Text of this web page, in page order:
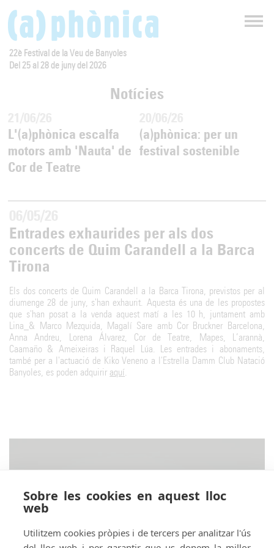
22è Festival de la Veu de Banyoles
Del 25 al 28 de juny del 2026
Notícies
L'(a)phònica escalfa
motors amb 'Nauta' de
Cor de Teatre
(a)phònica: per un
festival sostenible
Entrades exhaurides per als dos
concerts de Quim Carandell a la Barca
Tirona
Els dos concerts de Quim Carandell a la Barca Tirona, previstos per al
diumenge 28 de juny, s'han exhaurit. Aquesta és una de les propostes
que s'han posat a la venda aquest matí a les 10 h, juntament amb
Lina_& Marco Mezquida, Magalí Sare amb Cor Bruckner Barcelona,
Anna Andreu, Lorena Álvarez, Cor de Teatre, Mapes, L’arannà,
Caamaño & Ameixeiras i Raquel Lúa. Les entrades i abonaments,
també per a l'actuació de Kiko Veneno a l'Estrella Damm Club Natació
Banyoles, es poden adquirir aquí.
Sobre les cookies en aquest lloc
web
Utilitzem cookies pròpies i de tercers per analitzar l'ús